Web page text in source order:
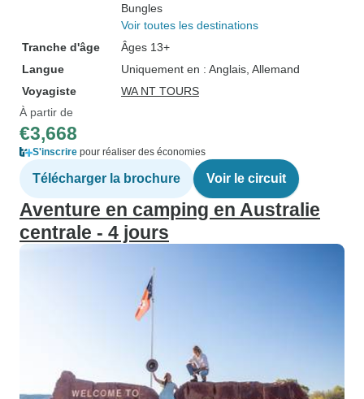
Bungles
Voir toutes les destinations
Tranche d'âge
Âges 13+
Langue
Uniquement en : Anglais, Allemand
Voyagiste
WA NT TOURS
À partir de
€3,668
S'inscrire pour réaliser des économies
Télécharger la brochure Voir le circuit
Aventure en camping en Australie
centrale - 4 jours